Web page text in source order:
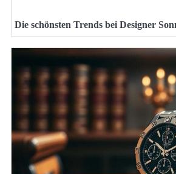
Die schönsten Trends bei Designer